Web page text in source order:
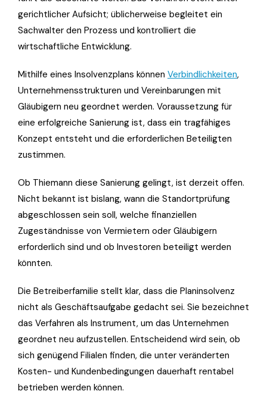
gerichtlicher Aufsicht; üblicherweise begleitet ein
Sachwalter den Prozess und kontrolliert die
wirtschaftliche Entwicklung.
Mithilfe eines Insolvenzplans können Verbindlichkeiten,
Unternehmensstrukturen und Vereinbarungen mit
Gläubigern neu geordnet werden. Voraussetzung für
eine erfolgreiche Sanierung ist, dass ein tragfähiges
Konzept entsteht und die erforderlichen Beteiligten
zustimmen.
Ob Thiemann diese Sanierung gelingt, ist derzeit offen.
Nicht bekannt ist bislang, wann die Standortprüfung
abgeschlossen sein soll, welche finanziellen
Zugeständnisse von Vermietern oder Gläubigern
erforderlich sind und ob Investoren beteiligt werden
könnten.
Die Betreiberfamilie stellt klar, dass die Planinsolvenz
nicht als Geschäftsaufgabe gedacht sei. Sie bezeichnet
das Verfahren als Instrument, um das Unternehmen
geordnet neu aufzustellen. Entscheidend wird sein, ob
sich genügend Filialen finden, die unter veränderten
Kosten- und Kundenbedingungen dauerhaft rentabel
betrieben werden können.